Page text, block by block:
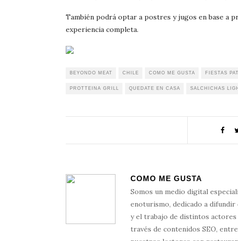
También podrá optar a postres y jugos en base a
experiencia completa.
BEYONDO MEAT CHILE COMO ME GUSTA FIESTAS
PROTTEINA GRILL QUEDATE EN CASA SALCHICHAS
COMO ME GUSTA
Somos un medio digital
enoturismo, dedicado a
y el trabajo de distintos
través de contenidos SEO,